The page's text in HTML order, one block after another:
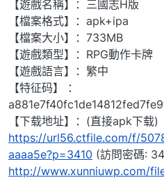
【遊戲名稱】：三國志H版
【檔案格式】：apk+ipa
【檔案大小】：733MB
【遊戲類型】：RPG動作卡牌
【遊戲語言】：繁中
【特征码】 ：
【下载地址】：(直接apk下载)
https://url56.ctfile.com/f/
aaaa5e?p=3410 (訪問密碼:
http://www.xunniuwp.com/